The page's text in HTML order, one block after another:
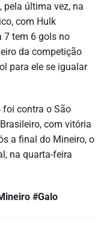
última vez, na
com Hulk
7 tem 6 gols no
da competição
para ele se igualar
foi contra o São
com vitória
a final do Mineiro, o
na quarta-feira
#Galo